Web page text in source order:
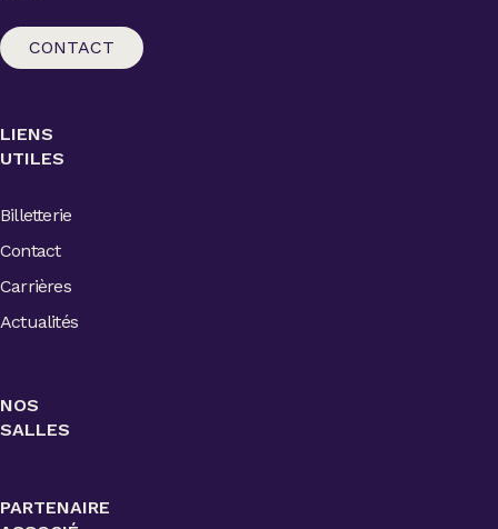
CONTACT
LIENS
UTILES
Billetterie
Contact
Carrières
Actualités
NOS
SALLES
PARTENAIRE